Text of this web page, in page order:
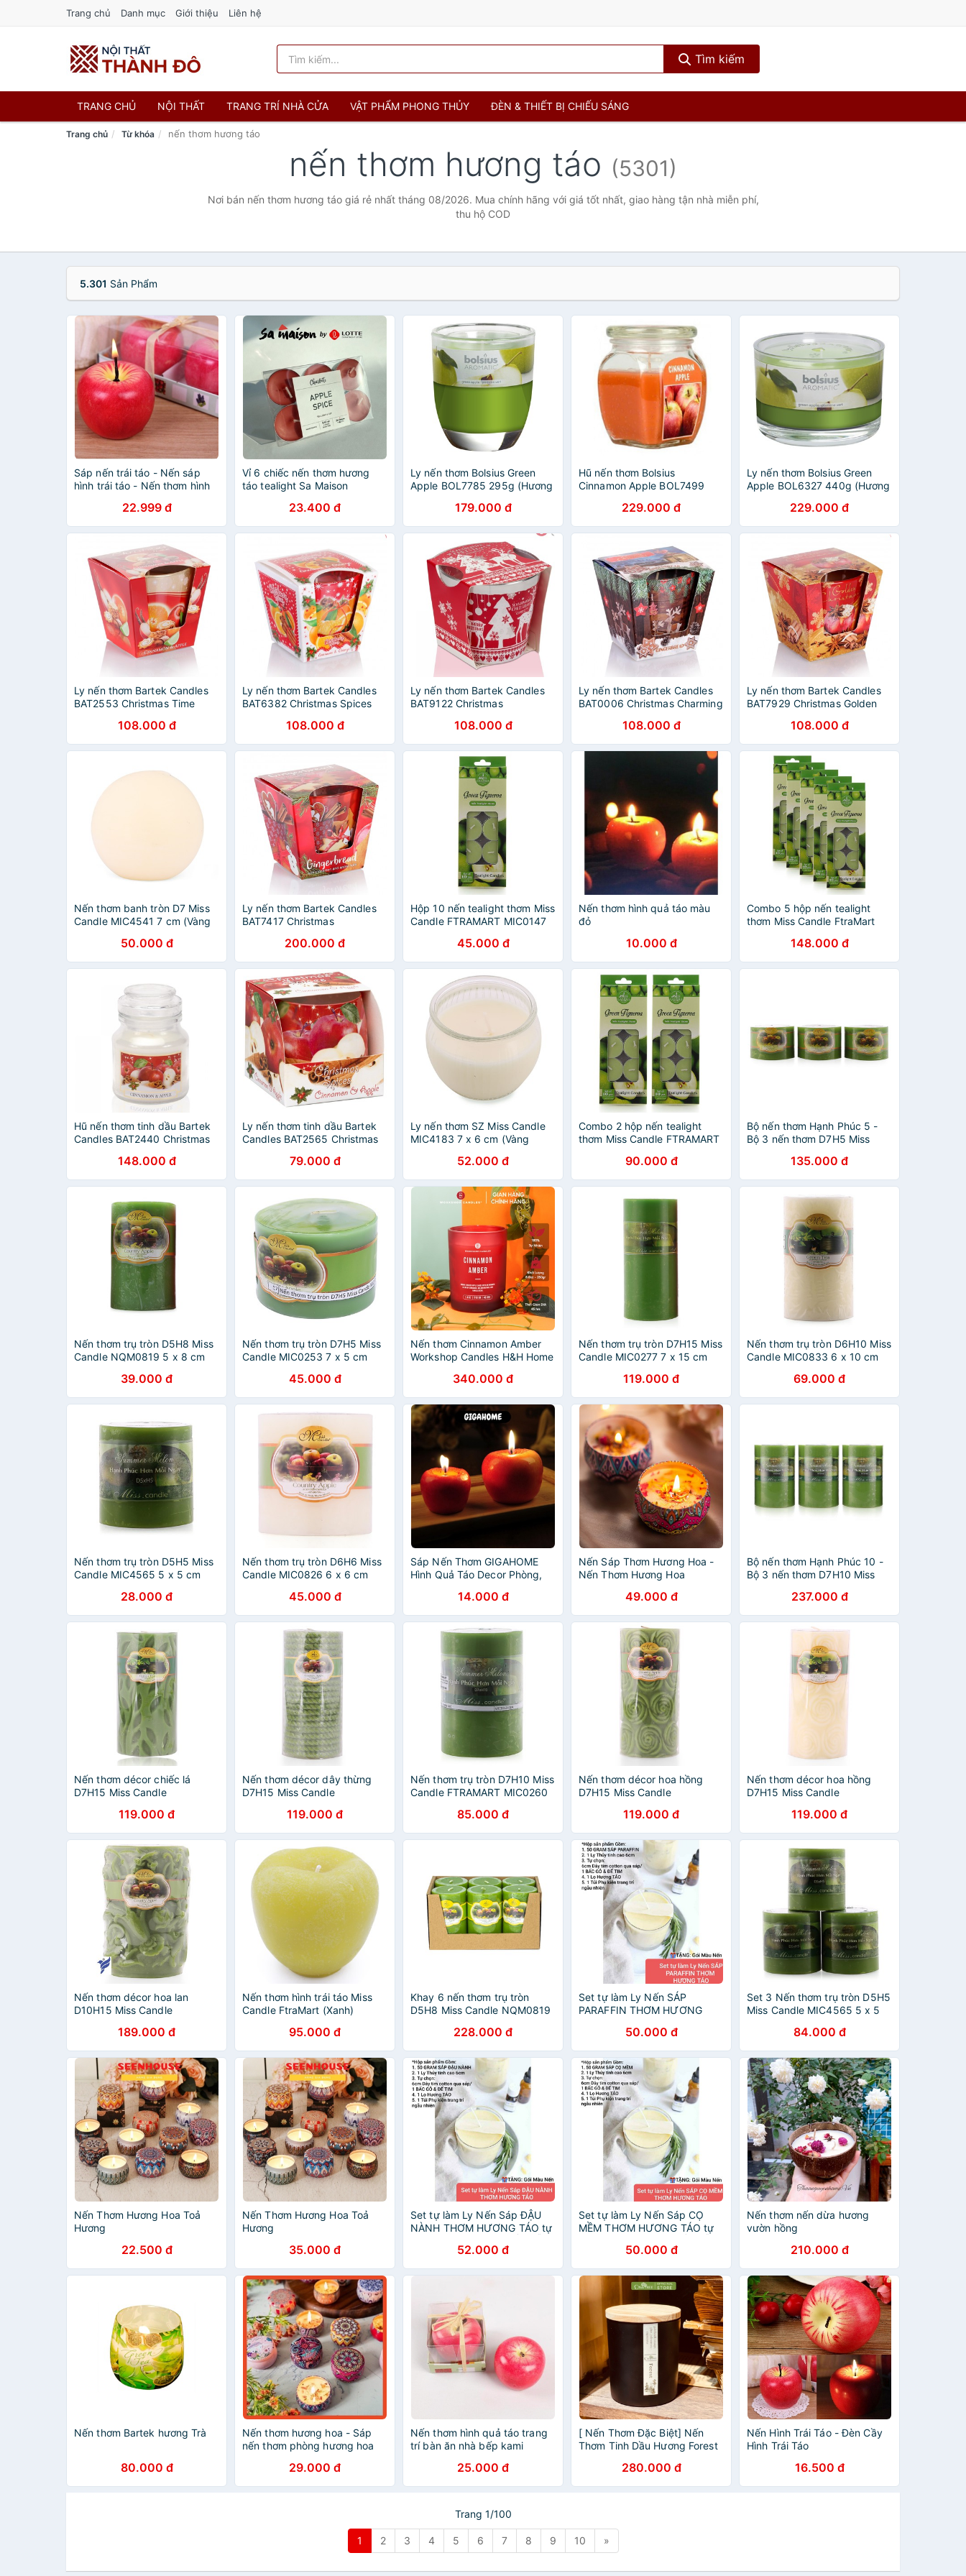
Trang chủ Danh mục Giới thiệu Liên hệ
Tìm kiếm
TRANG CHỦ NỘI THẤT TRANG TRÍ NHÀ CỬA VẬT PHẨM PHONG THỦY ĐÈN & THIẾT BỊ CHIẾU SÁNG
Trang chủ Từ khóa nến thơm hương táo
nến thơm hương táo (5301)
Nơi bán nến thơm hương táo giá rẻ nhất tháng 08/2026. Mua chính hãng với giá tốt nhất, giao hàng tận nhà miễn phí,
thu hộ COD
5.301 Sản Phẩm
Sáp nến trái táo - Nến sáp
hình trái táo - Nến thơm hình
22.999 đ
Vỉ 6 chiếc nến thơm hương
táo tealight Sa Maison
23.400 đ
Ly nến thơm Bolsius Green
Apple BOL7785 295g (Hương
179.000 đ
Hũ nến thơm Bolsius
Cinnamon Apple BOL7499
229.000 đ
Ly nến thơm Bolsius Green
Apple BOL6327 440g (Hương
229.000 đ
Ly nến thơm Bartek Candles
BAT2553 Christmas Time
108.000 đ
Ly nến thơm Bartek Candles
BAT6382 Christmas Spices
108.000 đ
Ly nến thơm Bartek Candles
BAT9122 Christmas
gừng, táo, quế)
108.000 đ
Ly nến thơm Bartek Candles
BAT0006 Christmas Charming
108.000 đ
Ly nến thơm Bartek Candles
BAT7929 Christmas Golden
108.000 đ
Nến thơm banh tròn D7 Miss
Candle MIC4541 7 cm (Vàng
50.000 đ
Ly nến thơm Bartek Candles
BAT7417 Christmas
bánh gừng, táo, quế)
200.000 đ
Hộp 10 nến tealight thơm Miss
Candle FTRAMART MIC0147
45.000 đ
Nến thơm hình quả táo màu
đỏ
10.000 đ
Combo 5 hộp nến tealight
thơm Miss Candle FtraMart
(Hương táo xanh)
148.000 đ
Hũ nến thơm tinh dầu Bartek
Candles BAT2440 Christmas
148.000 đ
Ly nến thơm tinh dầu Bartek
Candles BAT2565 Christmas
79.000 đ
Ly nến thơm SZ Miss Candle
MIC4183 7 x 6 cm (Vàng
52.000 đ
Combo 2 hộp nến tealight
thơm Miss Candle FTRAMART
(Hương táo xanh)
90.000 đ
Bộ nến thơm Hạnh Phúc 5 -
Bộ 3 nến thơm D7H5 Miss
(Xanh lá, hương táo)
135.000 đ
Nến thơm trụ tròn D5H8 Miss
Candle NQM0819 5 x 8 cm
39.000 đ
Nến thơm trụ tròn D7H5 Miss
Candle MIC0253 7 x 5 cm
45.000 đ
Nến thơm Cinnamon Amber
Workshop Candles H&H Home
340.000 đ
Nến thơm trụ tròn D7H15 Miss
Candle MIC0277 7 x 15 cm
119.000 đ
Nến thơm trụ tròn D6H10 Miss
Candle MIC0833 6 x 10 cm
69.000 đ
Nến thơm trụ tròn D5H5 Miss
Candle MIC4565 5 x 5 cm
28.000 đ
Nến thơm trụ tròn D6H6 Miss
Candle MIC0826 6 x 6 cm
45.000 đ
Sáp Nến Thơm GIGAHOME
Hình Quả Táo Decor Phòng,
14.000 đ
Nến Sáp Thơm Hương Hoa -
Nến Thơm Hương Hoa
49.000 đ
Bộ nến thơm Hạnh Phúc 10 -
Bộ 3 nến thơm D7H10 Miss
7 x 10 cm (Xanh lá, hương
táo)
237.000 đ
Nến thơm décor chiếc lá
D7H15 Miss Candle
hương táo)119.000 đ
Nến thơm décor dây thừng
D7H15 Miss Candle
hương táo)119.000 đ
Nến thơm trụ tròn D7H10 Miss
Candle FTRAMART MIC0260
85.000 đ
Nến thơm décor hoa hồng
D7H15 Miss Candle
hương táo)119.000 đ
Nến thơm décor hoa hồng
D7H15 Miss Candle
nhạt, hương táo)
119.000 đ
Nến thơm décor hoa lan
D10H15 Miss Candle
lá, hương táo)189.000 đ
Nến thơm hình trái táo Miss
Candle FtraMart (Xanh)
95.000 đ
Khay 6 nến thơm trụ tròn
D5H8 Miss Candle NQM0819
228.000 đ
Set tự làm Ly Nến SÁP
PARAFFIN THƠM HƯƠNG
COTTON/BẤC GỖ -
9293store - 9293kitdecor
50.000 đ
Set 3 Nến thơm trụ tròn D5H5
Miss Candle MIC4565 5 x 5
84.000 đ
Nến Thơm Hương Hoa Toả
Hương
22.500 đ
Nến Thơm Hương Hoa Toả
Hương
35.000 đ
Set tự làm Ly Nến Sáp ĐẬU
NÀNH THƠM HƯƠNG TÁO tự
9293store - 9293kitdecor
52.000 đ
Set tự làm Ly Nến Sáp CỌ
MỀM THƠM HƯƠNG TÁO tự
9293store - 9293kitdecor
50.000 đ
Nến thơm nến dừa hương
vườn hồng
210.000 đ
Nến thơm Bartek hương Trà
80.000 đ
Nến thơm hương hoa - Sáp
nến thơm phòng hương hoa
29.000 đ
Nến thơm hình quả táo trang
trí bàn ăn nhà bếp kami
25.000 đ
[ Nến Thơm Đặc Biệt] Nến
Thơm Tinh Dầu Hương Forest
280.000 đ
Nến Hình Trái Táo - Đèn Cầy
Hình Trái Táo
16.500 đ
Trang 1/100
1 2 3 4 5 6 7 8 9 10 »